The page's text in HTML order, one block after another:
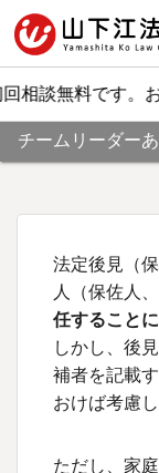
談無料です。お
チームリーダー
法定後見（
人（保佐人
任すること
しかし、後
補者を記載
おけば考慮
ただし、家